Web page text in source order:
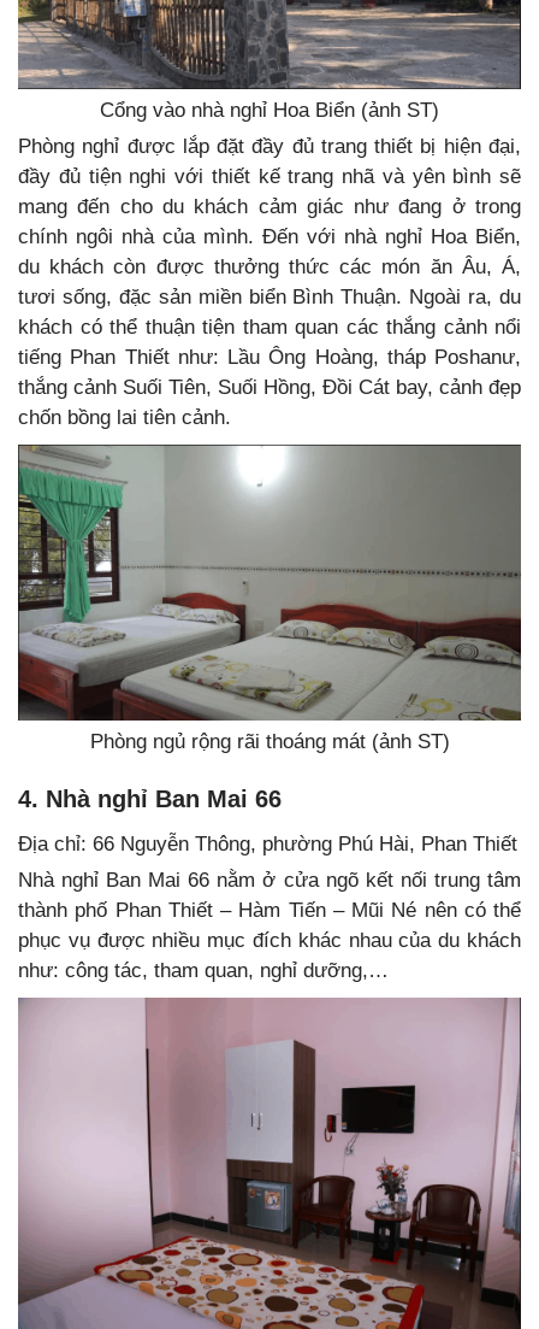
Cổng vào nhà nghỉ Hoa Biển (ảnh ST)
Phòng nghỉ được lắp đặt đầy đủ trang thiết bị hiện đại,
đầy đủ tiện nghi với thiết kế trang nhã và yên bình sẽ
mang đến cho du khách cảm giác như đang ở trong
chính ngôi nhà của mình. Đến với nhà nghỉ Hoa Biển,
du khách còn được thưởng thức các món ăn Âu, Á,
tươi sống, đặc sản miền biển Bình Thuận. Ngoài ra, du
khách có thể thuận tiện tham quan các thắng cảnh nổi
tiếng Phan Thiết như: Lầu Ông Hoàng, tháp Poshanư,
thắng cảnh Suối Tiên, Suối Hồng, Đồi Cát bay, cảnh đẹp
chốn bồng lai tiên cảnh.
Phòng ngủ rộng rãi thoáng mát (ảnh ST)
4. Nhà nghỉ Ban Mai 66
Địa chỉ: 66 Nguyễn Thông, phường Phú Hài, Phan Thiết
Nhà nghỉ Ban Mai 66 nằm ở cửa ngõ kết nối trung tâm
thành phố Phan Thiết – Hàm Tiến – Mũi Né nên có thể
phục vụ được nhiều mục đích khác nhau của du khách
như: công tác, tham quan, nghỉ dưỡng,…